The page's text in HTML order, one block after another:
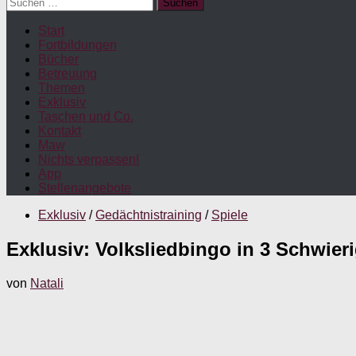
nach:
Start
Fortbildungen
Bücher
Betreuung
Themen
Exklusiv
Taschen und Co.
Kontakt
Maw
Nichts verpassen!
App
Stellenangebote
Exklusiv / Gedächtnistraining / Spiele
Exklusiv: Volksliedbingo in 3
von Natali